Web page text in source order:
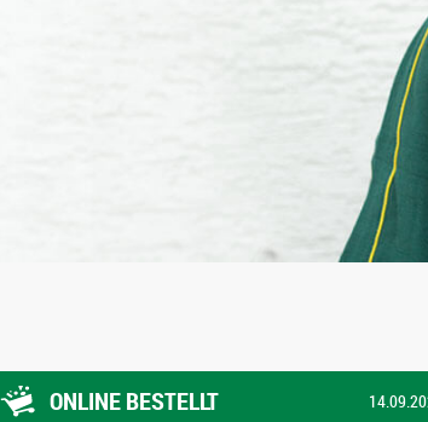
ONLINE BESTELLT